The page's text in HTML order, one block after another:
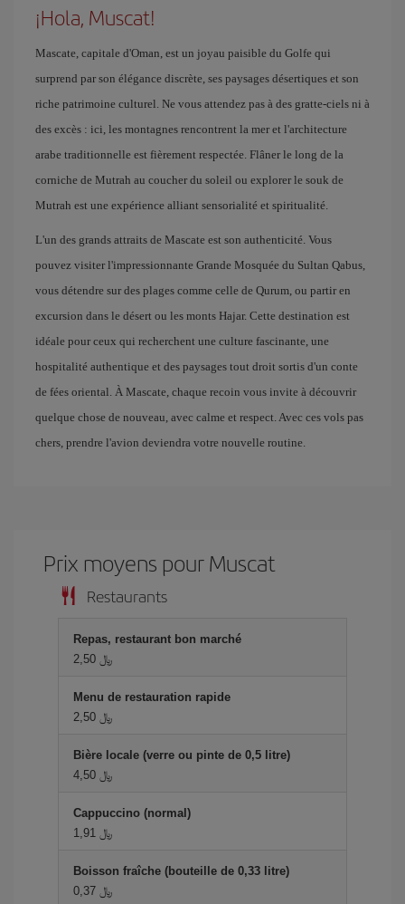
¡Hola, Muscat!
Mascate, capitale d'Oman, est un joyau paisible du Golfe qui
surprend par son élégance discrète, ses paysages désertiques et son
riche patrimoine culturel. Ne vous attendez pas à des gratte-ciels ni à
des excès : ici, les montagnes rencontrent la mer et l'architecture
arabe traditionnelle est fièrement respectée. Flâner le long de la
corniche de Mutrah au coucher du soleil ou explorer le souk de
Mutrah est une expérience alliant sensorialité et spiritualité.
L'un des grands attraits de Mascate est son authenticité. Vous
pouvez visiter l'impressionnante Grande Mosquée du Sultan Qabus,
vous détendre sur des plages comme celle de Qurum, ou partir en
excursion dans le désert ou les monts Hajar. Cette destination est
idéale pour ceux qui recherchent une culture fascinante, une
hospitalité authentique et des paysages tout droit sortis d'un conte
de fées oriental. À Mascate, chaque recoin vous invite à découvrir
quelque chose de nouveau, avec calme et respect. Avec ces vols pas
chers, prendre l'avion deviendra votre nouvelle routine.
Prix ​​moyens pour Muscat
Restaurants
Repas, restaurant bon marché
2,50 ﷼
Menu de restauration rapide
2,50 ﷼
Bière locale (verre ou pinte de 0,5 litre)
4,50 ﷼
Cappuccino (normal)
1,91 ﷼
Boisson fraîche (bouteille de 0,33 litre)
0,37 ﷼